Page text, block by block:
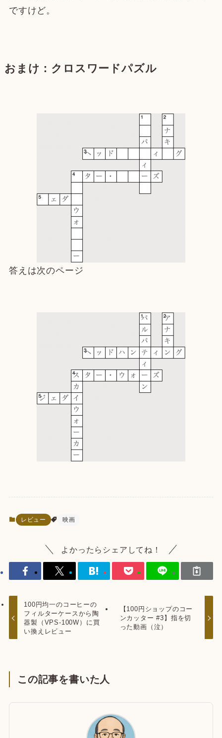
ですけど。
おまけ：クロスワードパズル
答えは次のページ
レビュー 映画
よかったらシェアしてね！
100円均一のコーヒーの
フィルターケースから陶
器製（VPS-100W）に買
い換えレビュー
【100円ショップのコー
ンカッター #3】指を切
った動画（泣）
この記事を書いた人